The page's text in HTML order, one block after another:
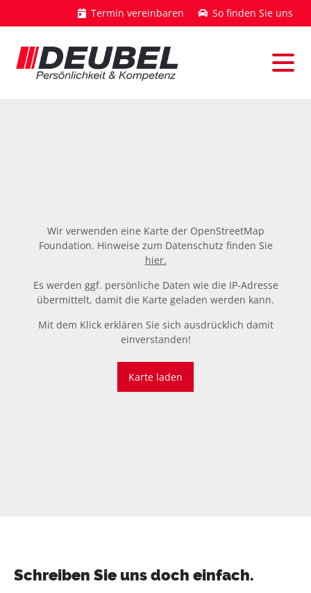
Termin vereinbaren So finden Sie uns
Wir verwenden eine Karte der OpenStreetMap
Foundation. Hinweise zum Datenschutz finden Sie
hier.
Es werden ggf. persönliche Daten wie die IP-Adresse
übermittelt, damit die Karte geladen werden kann.
Mit dem Klick erklären Sie sich ausdrücklich damit
einverstanden!
Karte laden
Schreiben Sie uns doch einfach.